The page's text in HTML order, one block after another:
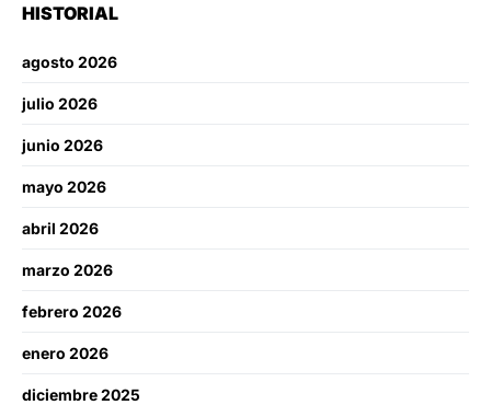
HISTORIAL
agosto 2026
julio 2026
junio 2026
mayo 2026
abril 2026
marzo 2026
febrero 2026
enero 2026
diciembre 2025